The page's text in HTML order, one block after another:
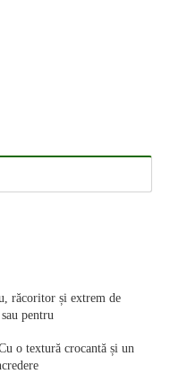
răcoritor și extrem de
pentru
o textură crocantă și un